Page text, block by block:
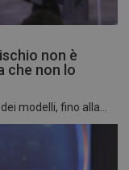
non è
che non lo
modelli, fino alla...